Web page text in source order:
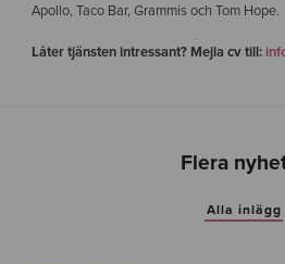
Apollo, Taco Bar, Grammis och Tom Hope.
Låter tjänsten intressant? Mejla cv till:
Flera
Alla inlägg